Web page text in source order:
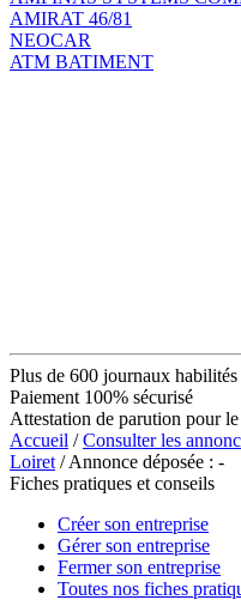
AMIRAT 46/81
NEOCAR
ATM BATIMENT
Plus de 600 journaux habilités
Paiement 100% sécurisé
Attestation de parution pour
Accueil /Consulter les
Loiret / Annonce déposée : -
Fiches pratiques et conseils
Créer son entreprise
Gérer son entreprise
Fermer son entreprise
Toutes nos fiches